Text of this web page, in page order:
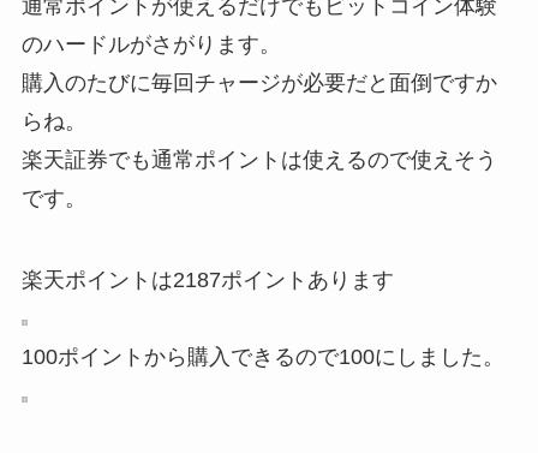
通常ポイントが使えるだけでもビットコイン体験
のハードルがさがります。
購入のたびに毎回チャージが必要だと面倒ですか
らね。
楽天証券でも通常ポイントは使えるので使えそう
です。
楽天ポイントは2187ポイントあります
100ポイントから購入できるので100にしました。